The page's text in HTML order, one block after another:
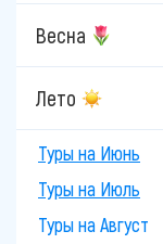
Весна
Лето
Туры на Июнь
Туры на Июль
Туры на Август